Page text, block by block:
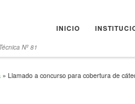
Nº 81
INICIO
» Llamado a concurso para cobertura de